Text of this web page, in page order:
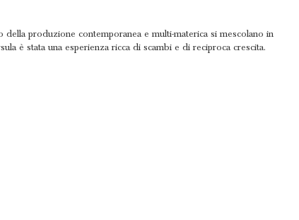
produzione contemporanea e multi-materica si mescolano in
è stata una esperienza ricca di scambi e di reciproca crescita.